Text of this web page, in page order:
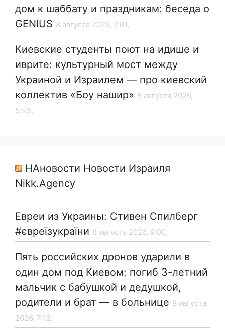
дом к шаббату и праздникам: беседа о
GENIUS 8 августа 2026, 7:01,
Киевские студенты поют на идише и
иврите: культурный мост между
Украиной и Израилем — про киевский
коллектив «Боу нашир» 8 августа 2026,
5:53,
НАновости Новости Израиля
Nikk.Agency
Евреи из Украины: Стивен Спилберг
#євреїзукраїни 8 августа 2026, 9:00,
Пять российских дронов ударили в
один дом под Киевом: погиб 3-летний
мальчик с бабушкой и дедушкой,
родители и брат — в больнице 8 августа
2026, 7:12,